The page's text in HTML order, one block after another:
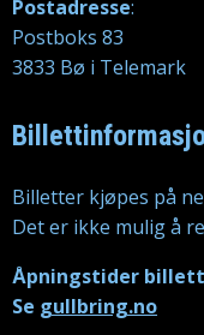
Postadresse:
Postboks 83
3833 Bø i Telemark
Billetter kjøpes på
Det er ikke mulig å
Åpningstider
Se gullbring.no